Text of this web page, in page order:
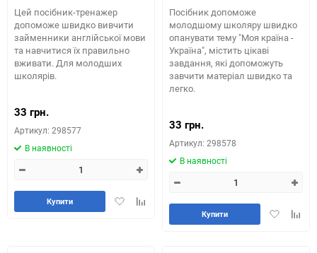
Цей посібник-тренажер
допоможе швидко вивчити
займенники англійської мови
та навчитися їх правильно
вживати. Для молодших
школярів.
33 грн.
Артикул: 298577
В наявності
ДодатиДодайте
Купити
Посібник допоможе
молодшому школяру швидко
опанувати тему "Моя країна -
Україна", містить цікаві
завдання, які допоможуть
завчити матеріал швидко та
легко.
33 грн.
Артикул: 298578
В наявності
Додати
Купити